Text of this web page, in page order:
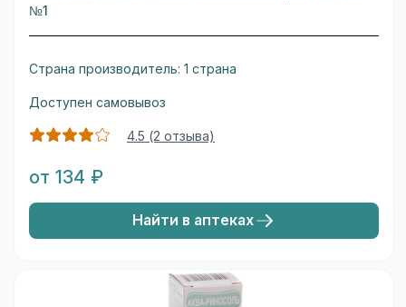
№1
Страна производитель: 1 страна
Доступен самовывоз
4.5 (2 отзыва)
от 134 ₽
Найти в аптеках